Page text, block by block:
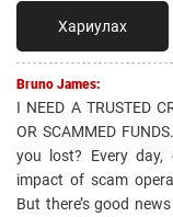
Хариулах
Bruno James:
I NEED A TRUSTED
OR SCAMMED
you lost? Every day,
impact of scam
But there’s good news